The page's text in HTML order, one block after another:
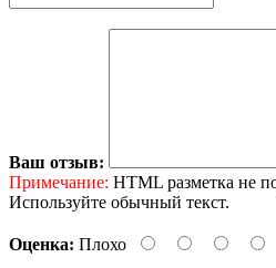
Ваш отзыв:
Примечание: HTML разметка не
Используйте обычный текст.
Оценка: Плохо